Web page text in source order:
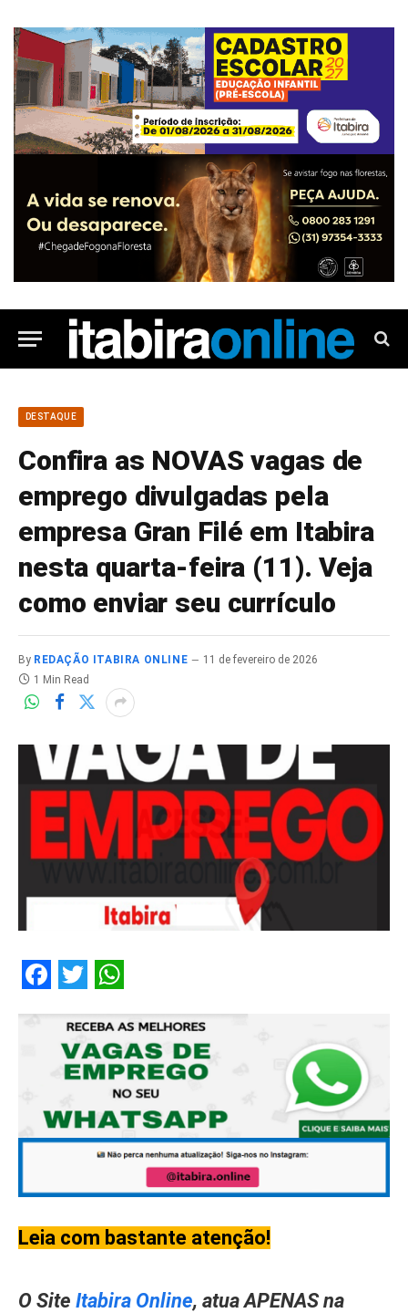
DESTAQUE
Confira as NOVAS vagas de
emprego divulgadas pela
empresa Gran Filé em Itabira
nesta quarta-feira (11). Veja
como enviar seu currículo
By REDAÇÃO ITABIRA ONLINE
11 de fevereiro de 2026
1 Min Read
Leia com bastante atenção!
O Site Itabira Online, atua APENAS na